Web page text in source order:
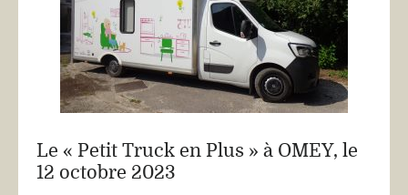
Le « Petit Truck en Plus » à OMEY, le
12 octobre 2023